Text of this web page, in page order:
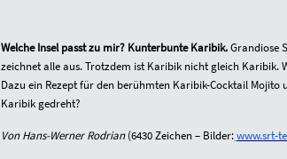
Welche Insel passt zu mir? Kunterbunte Karibik.Grandiose
zeichnet alle aus. Trotzdem ist Karibik nicht gleich Karibik.
Dazu ein Rezept für den berühmten Karibik-Cocktail
Karibik gedreht?
Von Hans-Werner Rodrian (6430Zeichen – Bilder:www.srt-